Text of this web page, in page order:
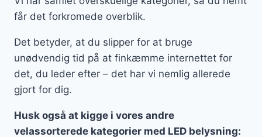
får det forkromede overblik.
Det betyder, at du slipper for at bruge
unødvendig tid på at finkæmme internettet for
det, du leder efter – det har vi nemlig allerede
gjort for dig.
Husk også at kigge i vores andre
velassorterede kategorier med LED belysning: